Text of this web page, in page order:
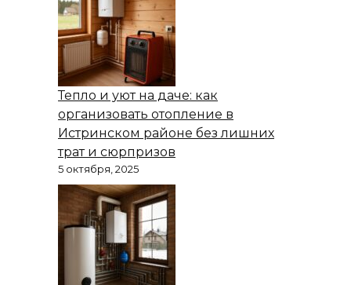
Тепло и уют на даче: как
организовать отопление в
Истринском районе без лишних
трат и сюрпризов
5 октября, 2025